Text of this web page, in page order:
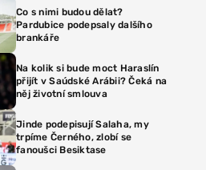
Co s nimi budou dělat?
Pardubice podepsaly dalšího
brankáře
Na kolik si bude moct Haraslín
přijít v Saúdské Arábii? Čeká na
něj životní smlouva
Jinde podepisují Salaha, my
trpíme Černého, zlobí se
fanoušci Besiktase